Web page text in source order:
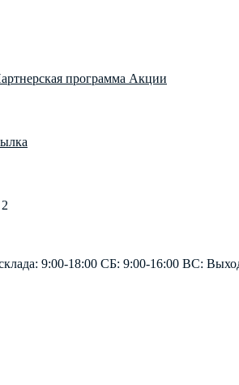
программа Акции
9:00-18:00 СБ: 9:00-16:00 ВС: